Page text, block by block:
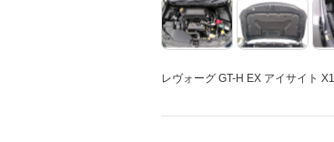
レヴォーグ GT-H EX アイサイト